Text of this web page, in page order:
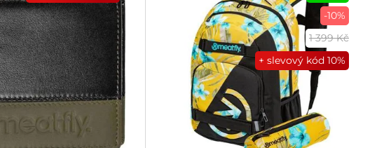
-10%
1 399 Kč
+ slevový kód10%